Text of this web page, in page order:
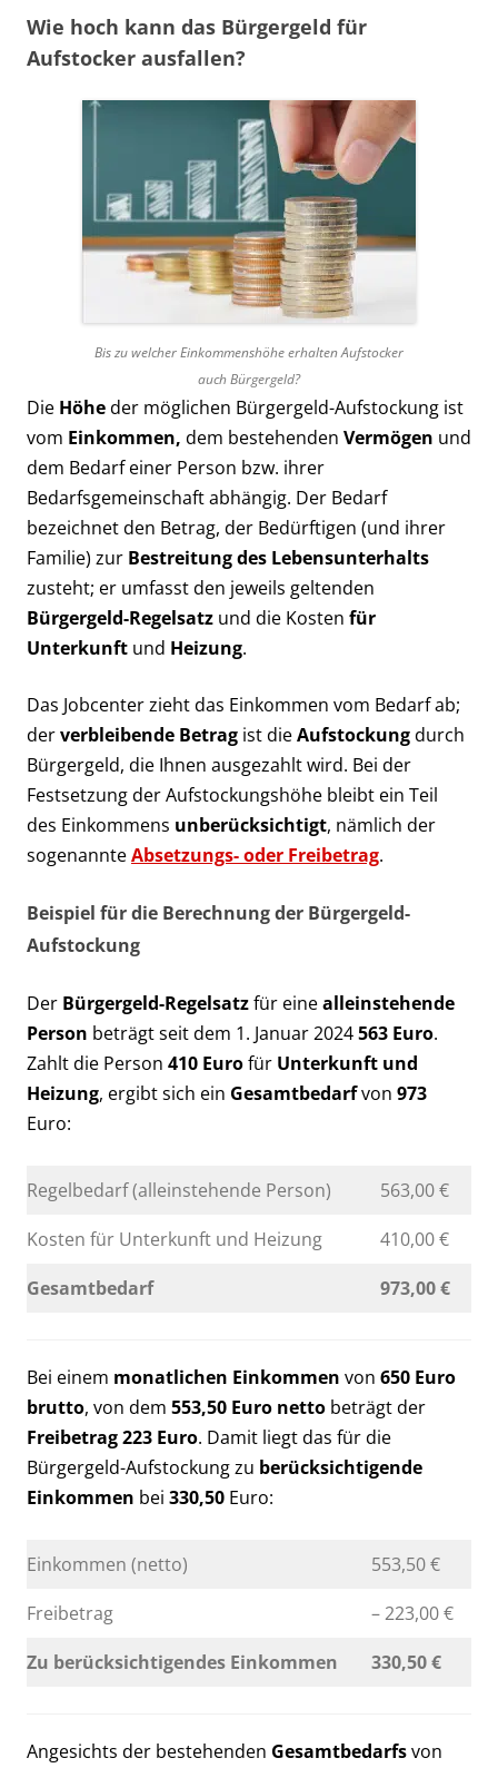
Wie hoch kann das Bürgergeld für
Aufstocker ausfallen?
Bis zu welcher Einkommenshöhe erhalten Aufstocker
auch Bürgergeld?
Die Höheder möglichen Bürgergeld-Aufstockung ist
vom Einkommen, dem bestehenden Vermögen und
dem Bedarf einer Person bzw. ihrer
Bedarfsgemeinschaft abhängig. Der Bedarf
bezeichnet den Betrag, der Bedürftigen (und ihrer
Familie) zur Bestreitung des Lebensunterhalts
zusteht; er umfasst den jeweils geltenden
Bürgergeld-Regelsatz und die Kosten für
Unterkunft und Heizung.
Das Jobcenter zieht das Einkommen vom Bedarf ab;
derverbleibende Betrag ist dieAufstockungdurch
Bürgergeld, die Ihnen ausgezahlt wird. Bei der
Festsetzung der Aufstockungshöhe bleibt ein Teil
des Einkommens unberücksichtigt, nämlich der
sogenannteAbsetzungs- oder Freibetrag.
Beispiel für die Berechnung der Bürgergeld-
Aufstockung
Der Bürgergeld-Regelsatzfür einealleinstehende
Person beträgt seit dem 1. Januar 2024563 Euro.
Zahlt die Person 410 Eurofür Unterkunft und
Heizung, ergibt sich ein Gesamtbedarfvon 973
Euro:
Regelbedarf (alleinstehende Person)
563,00 €
Kosten für Unterkunft und Heizung
410,00 €
Gesamtbedarf
973,00 €
Bei einem monatlichen Einkommen von 650 Euro
brutto, von dem 553,50 Euro netto beträgt der
Freibetrag223 Euro. Damit liegt das für die
Bürgergeld-Aufstockung zu berücksichtigende
Einkommen bei 330,50 Euro:
Einkommen (netto)
553,50 €
Freibetrag
– 223,00 €
Zu berücksichtigendes Einkommen
330,50 €
Angesichts der bestehenden Gesamtbedarfsvon